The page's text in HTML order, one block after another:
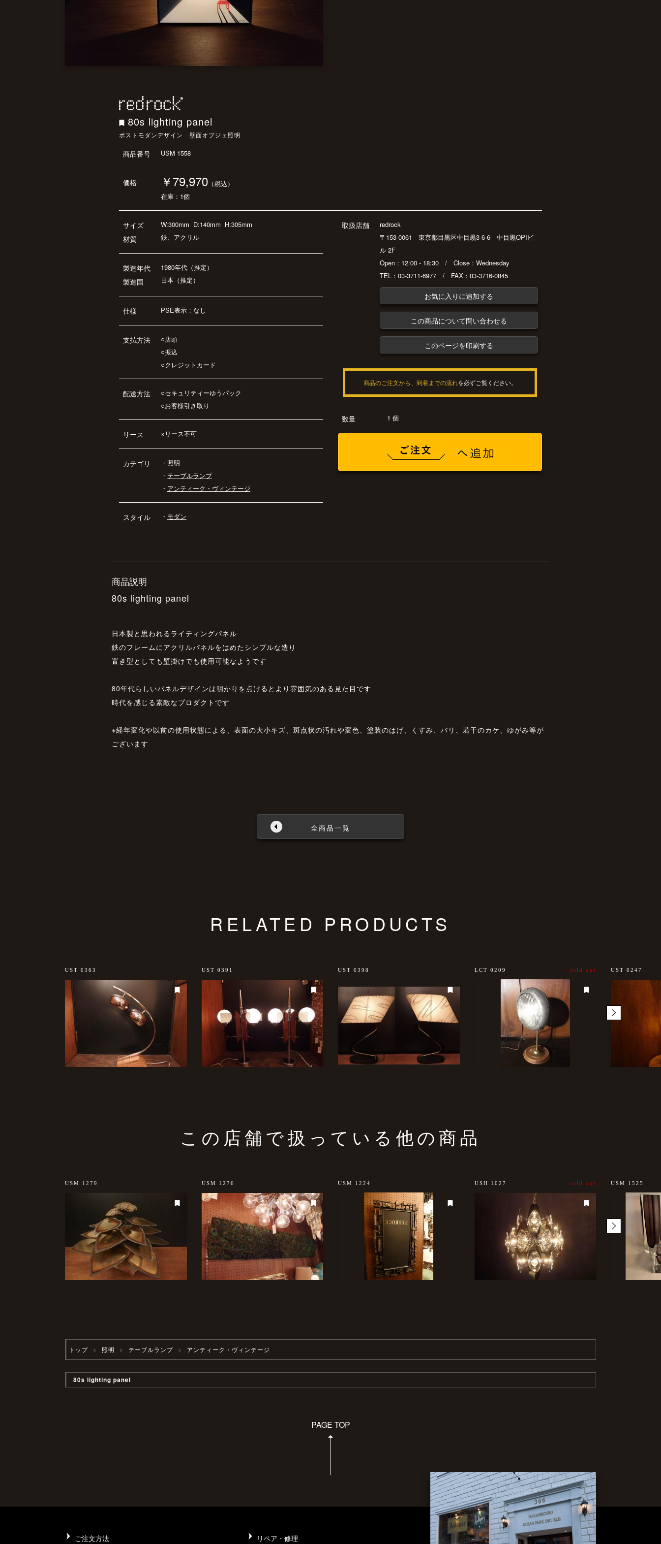
80s lighting panel
ポストモダンデザイン 壁面オブジェ照明
商品番号 USM 1558
価格 ￥79,970 （税込）
在庫：1個
サイズ
材質
W:300mm D:140mm H:305mm
鉄、アクリル
製造年代
製造国
1980年代（推定）
日本（推定）
仕様 PSE表示：なし
支払方法
○店頭
○振込
○クレジットカード
配送方法
○セキュリティーゆうパック
○お客様引き取り
リース ×リース不可
カテゴリ ・ 照明
・ テーブルランプ
・ アンティーク・ヴィンテージ
スタイル ・ モダン
取扱店舗
redrock
〒153-0061 東京都目黒区中目黒3-6-6 中目黒OPIビ
ル 2F
Open：12:00 - 18:30 / Close：Wednesday
TEL：03-3711-6977 / FAX：03-3716-0845
お気に入りに追加する
この商品について問い合わせる
このページを印刷する
商品のご注文から、到着までの流れを必ずご覧ください。
数量 1 個
商品説明
80s lighting panel
日本製と思われるライティングパネル
鉄のフレームにアクリルパネルをはめたシンプルな造り
置き型としても壁掛けでも使用可能なようです
80年代らしいパネルデザインは明かりを点けるとより雰囲気のある見た目です
時代を感じる素敵なプロダクトです
※経年変化や以前の使用状態による、表面の大小キズ、斑点状の汚れや変色、塗装のはげ、くすみ、バリ、若干のカケ、ゆがみ等が
ございます
全商品一覧
RELATED PRODUCTS
UST 0363 UST 0391 UST 0398 LCT 0209 sold out UST 0247
この店舗で扱っている他の商品
USM 1279 USM 1276 USM 1224 USH 1027 sold out USM 1525
トップ 照明 テーブルランプ アンティーク・ヴィンテージ
80s lighting panel
PAGE TOP
ご注文方法 リペア・修理